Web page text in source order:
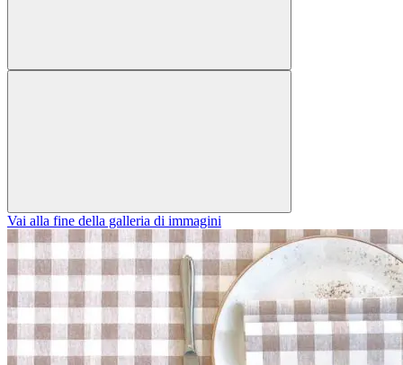
Vai alla fine della galleria di immagini